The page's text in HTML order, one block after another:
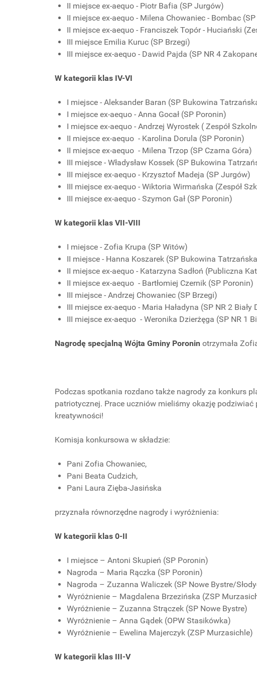
II miejsce ex-aequo - Piotr Bafia (SP Jurgów)
II miejsce ex-aequo - Milena Chowaniec - Bombac
II miejsce ex-aequo - Franciszek Topór - Huciański
III miejsce Emilia Kuruc (SP Brzegi)
III miejsce ex-aequo - Dawid Pajda (SP NR 4
W kategorii klas IV-VI
I miejsce - Aleksander Baran (SP Bukowina
I miejsce ex-aequo - Anna Gocał (SP Poronin)
I miejsce ex-aequo - Andrzej Wyrostek ( Zespół
II miejsce ex-aequo - Karolina Dorula (SP Poronin)
II miejsce ex-aequo - Milena Trzop (SP Czarna Góra)
III miejsce - Władysław Kossek (SP Bukowina
III miejsce ex-aequo - Krzysztof Madeja (SP Jurgów)
III miejsce ex-aequo - Wiktoria Wirmańska (Zespół
III miejsce ex-aequo - Szymon Gał (SP Poronin)
W kategorii klas VII-VIII
I miejsce - Zofia Krupa (SP Witów)
II miejsce - Hanna Koszarek (SP Bukowina
II miejsce ex-aequo - Katarzyna Sadłoń (Publiczna
II miejsce ex-aequo - Bartłomiej Czernik (SP Poronin)
III miejsce - Andrzej Chowaniec (SP Brzegi)
III miejsce ex-aequo - Maria Haładyna (SP NR 2 Biały
III miejsce ex-aequo - Weronika Dzierżęga (SP NR 1
Nagrodę specjalną Wójta Gminy Poronin otrzymała
Podczas spotkania rozdano także nagrody za konkurs
patriotycznej. Prace uczniów mieliśmy okazję
kreatywności!
Komisja konkursowa w składzie:
Pani Zofia Chowaniec,
Pani Beata Cudzich,
Pani Laura Zięba-Jasińska
przyznała równorzędne nagrody i wyróżnienia:
W kategorii klas 0-II
I miejsce – Antoni Skupień (SP Poronin)
Nagroda – Maria Rączka (SP Poronin)
Nagroda – Zuzanna Waliczek (SP Nowe Bystre/
Wyróżnienie – Magdalena Brzezińska (ZSP
Wyróżnienie – Zuzanna Strączek (SP Nowe Bystre)
Wyróżnienie – Anna Gądek (OPW Stasikówka)
Wyróżnienie – Ewelina Majerczyk (ZSP Murzasichle)
W kategorii klas III-V